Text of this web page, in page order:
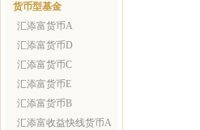
货币型基金
汇添富货币A
汇添富货币D
汇添富货币C
汇添富货币E
汇添富货币B
汇添富收益快线货币A